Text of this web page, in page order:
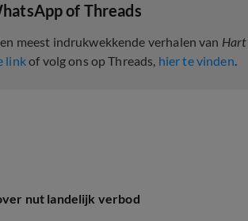
of Threads
meest indrukwekkende verhalen van Hart
linkof volg ons op Threads, hier te vinden.
nut landelijk verbod